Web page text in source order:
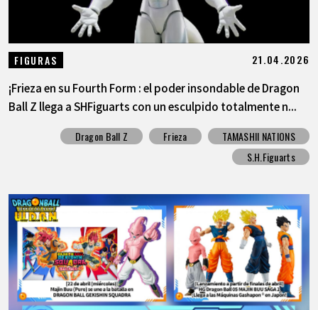
FIGURAS 21.04.2026
¡Frieza en su Fourth Form : el poder insondable de Dragon
Ball Z llega a SHFiguarts con un esculpido totalmente n...
Dragon Ball Z Frieza
TAMASHII NATIONS
S.H.Figuarts